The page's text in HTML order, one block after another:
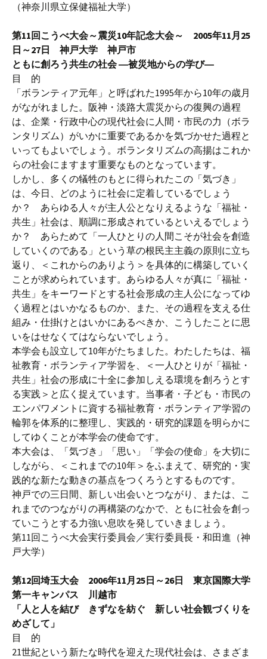
（神奈川県立保健福祉大学）
第11回こうべ大会～震災10年記念大会～ 2005年11月25
日～27日 神戸大学 神戸市
ともに創ろう共生の社会 ―被災地からの学び―
目 的
「ボランティア元年」と呼ばれた1995年から10年の歳月
がながれました。阪神・淡路大震災からの復興の過程
は、企業・行政中心の現代社会に人間・市民の力（ボラ
ンタリズム）がいかに重要であるかを気づかせた過程と
いってもよいでしょう。ボランタリズムの高揚はこれか
らの社会にますます重要なものとなっています。
しかし、多くの犠牲のもとに得られたこの「気づき」
は、今日、どのように社会に定着しているでしょう
か？ あらゆる人々が主人公となりえるような「福祉・
共生」社会は、順調に形成されているといえるでしょう
か？ あらためて「一人ひとりの人間こそが社会を創造
していくのである」という草の根民主主義の原則に立ち
返り、＜これからのありよう＞を具体的に構築していく
ことが求められています。あらゆる人々が真に「福祉・
共生」をキーワードとする社会形成の主人公になってゆ
く過程とはいかなるものか、また、その過程を支える仕
組み・仕掛けとはいかにあるべきか、こうしたことに思
いをはせなくてはならないでしょう。
本学会も設立して10年がたちました。わたしたちは、福
祉教育・ボランティア学習を、＜一人ひとりが「福祉・
共生」社会の形成に十全に参加しえる環境を創ろうとす
る実践＞と広く捉えています。当事者・子ども・市民の
エンパワメントに資する福祉教育・ボランティア学習の
輪郭を体系的に整理し、実践的・研究的課題を明らかに
してゆくことが本学会の使命です。
本大会は、「気づき」「思い」「学会の使命」を大切に
しながら、＜これまでの10年＞をふまえて、研究的・実
践的な新たな動きの基点をつくろうとするものです。
神戸での三日間、新しい出会いとつながり、または、こ
れまでのつながりの再構築のなかで、ともに社会を創っ
ていこうとする力強い息吹を発していきましょう。
第11回こうべ大会実行委員会／実行委員長・和田進（神
戸大学）
第12回埼玉大会 2006年11月25日～26日 東京国際大学
第一キャンパス 川越市
「人と人を結び きずなを紡ぐ 新しい社会観づくりを
めざして」
目 的
21世紀という新たな時代を迎えた現代社会は、さまざま